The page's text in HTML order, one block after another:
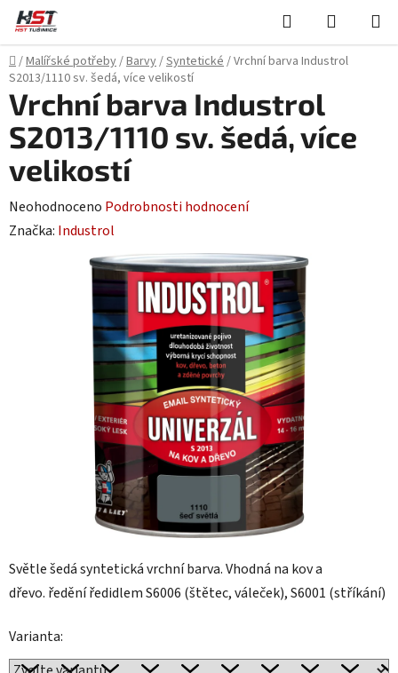
Přejít
obsah
Hledat
KOŠÍK
Domů
/Malířské potřeby/Barvy/Syntetické/Vrchní barva Industrol
S2013/1110 sv. šedá, více velikostí
Světle šedá syntetická vrchní barva. Vhodná na kov a
dřevo. ředění ředidlem S6006 (štětec, váleček), S6001 (stříkání)
Varianta:
Vrchní barva Industrol
S2013/1110 sv. šedá, více
velikostí
Průměrné
hodnocení
Neohodnoceno Podrobnosti hodnocení
Značka: Industrol